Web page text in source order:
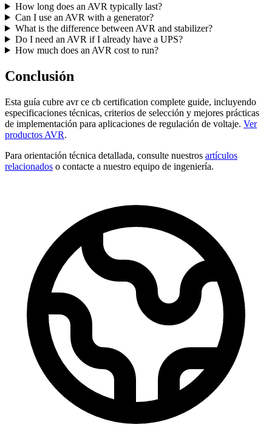
How long does an AVR typically last?
Can I use an AVR with a generator?
What is the difference between AVR and stabilizer?
Do I need an AVR if I already have a UPS?
How much does an AVR cost to run?
Conclusión
Esta guía cubre avr ce cb certification complete guide, incluyendo
especificaciones técnicas, criterios de selección y mejores prácticas
de implementación para aplicaciones de regulación de voltaje. Ver
productos AVR.
Para orientación técnica detallada, consulte nuestros artículos
relacionados o contacte a nuestro equipo de ingeniería.